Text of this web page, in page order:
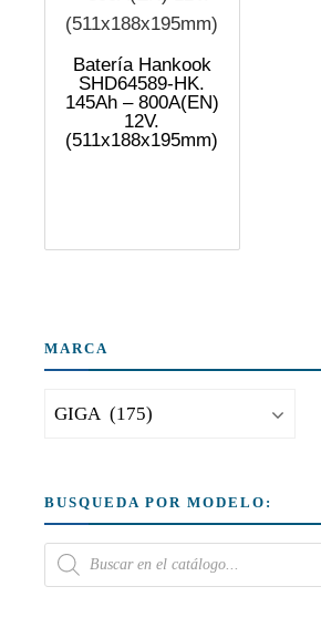
Batería Hankook
SHD64589-HK.
145Ah – 800A(EN)
12V.
(511x188x195mm)
MARCA
BUSQUEDA POR MODELO: